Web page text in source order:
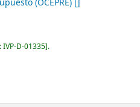
(OCEPRE) []
IVP-D-01335 .